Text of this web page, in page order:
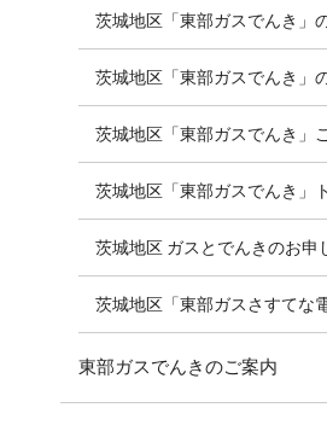
茨城地区「東部ガスでんき」
茨城地区「東部ガスでんき」
茨城地区「東部ガスでんき」
茨城地区「東部ガスでんき」
茨城地区 ガスとでんきのお申
茨城地区「東部ガスさすてな電
東部ガスでんきのご案内